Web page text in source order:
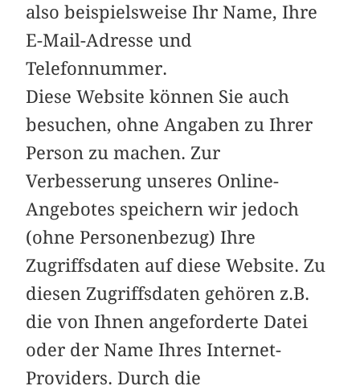
also beispielsweise Ihr Name, Ihre
E-Mail-Adresse und
Telefonnummer.
Diese Website können Sie auch
besuchen, ohne Angaben zu Ihrer
Person zu machen. Zur
Verbesserung unseres Online-
Angebotes speichern wir jedoch
(ohne Personenbezug) Ihre
Zugriffsdaten auf diese Website. Zu
diesen Zugriffsdaten gehören z.B.
die von Ihnen angeforderte Datei
oder der Name Ihres Internet-
Providers. Durch die